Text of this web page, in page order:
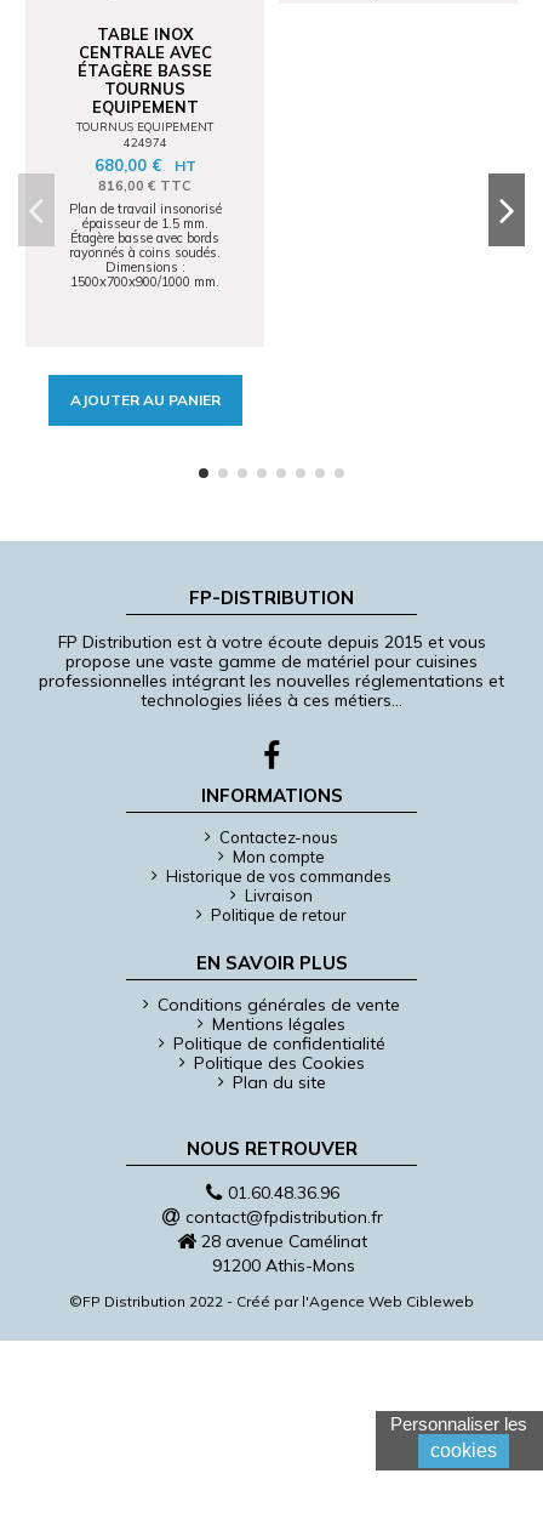
TABLE INOX
CENTRALE AVEC
ÉTAGÈRE BASSE
TOURNUS
EQUIPEMENT
TOURNUS EQUIPEMENT
424974
680,00 € HT
816,00 € TTC
Plan de travail insonorisé
épaisseur de 1.5 mm.
Étagère basse avec bords
rayonnés à coins soudés.
Dimensions :
1500x700x900/1000 mm.
AJOUTER AU PANIER
FP-DISTRIBUTION
FP Distribution est à votre écoute depuis 2015 et vous
propose une vaste gamme de matériel pour cuisines
professionnelles intégrant les nouvelles réglementations et
technologies liées à ces métiers…
INFORMATIONS
Contactez-nous
Mon compte
Historique de vos commandes
Livraison
Politique de retour
EN SAVOIR PLUS
Conditions générales de vente
Mentions légales
Politique de confidentialité
Politique des Cookies
Plan du site
NOUS RETROUVER
01.60.48.36.96
contact@fpdistribution.fr
28 avenue Camélinat
91200 Athis-Mons
©FP Distribution 2022 - Créé par l'Agence Web Cibleweb
Personnaliser les
cookies